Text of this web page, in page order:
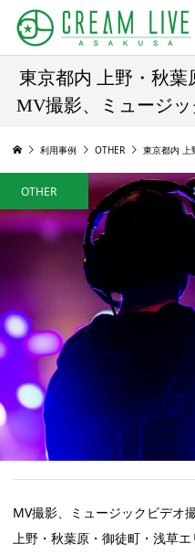
東京都内 上野・秋
MV撮影、ミュージ
利用事例 OTHER 東京都内 上野・
OTHER
MV撮影、ミュージックビデオ
上野・秋葉原・御徒町・浅草